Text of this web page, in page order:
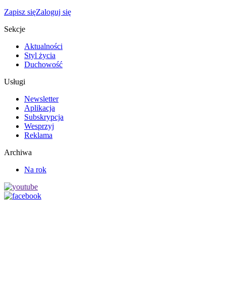
Zapisz sięZaloguj się
Sekcje
Aktualności
Styl życia
Duchowość
Usługi
Newsletter
Aplikacja
Subskrypcja
Wesprzyj
Reklama
Archiwa
Na rok